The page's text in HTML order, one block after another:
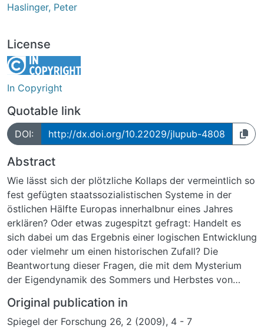
Haslinger, Peter
License
In Copyright
Quotable link
DOI: http://dx.doi.org/10.22029/jlupub-4808
Abstract
Wie lässt sich der plötzliche Kollaps der vermeintlich so
fest gefügten staatssozialistischen Systeme in der
östlichen Hälfte Europas innerhalbnur eines Jahres
erklären? Oder etwas zugespitzt gefragt: Handelt es
sich dabei um das Ergebnis einer logischen Entwicklung
oder vielmehr um einen historischen Zufall? Die
Beantwortung dieser Fragen, die mit dem Mysterium
der Eigendynamik des Sommers und Herbstes von
Original publication in
Spiegel der Forschung 26, 2 (2009), 4 - 7